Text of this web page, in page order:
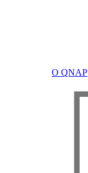
О QNAP